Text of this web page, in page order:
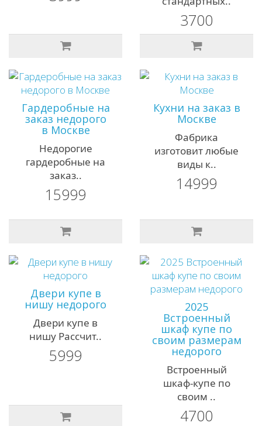
3700
Гардеробные на
заказ недорого
в Москве
Недорогие
гардеробные на
заказ..
15999
Кухни на заказ в
Москве
Фабрика
изготовит любые
виды к..
14999
Двери купе в
нишу недорого
Двери купе в
нишу Рассчит..
5999
2025
Встроенный
шкаф купе по
своим размерам
недорого
Встроенный
шкаф-купе по
своим ..
4700